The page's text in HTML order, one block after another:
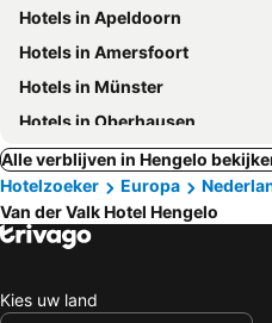
Hotels in Apeldoorn
Hotels in Amersfoort
Hotels in Münster
Hotels in Oberhausen
Alle verblijven in Hengelo
Hotelzoeker
Europa
Van der Valk Hotel Hengelo
Kies uw land